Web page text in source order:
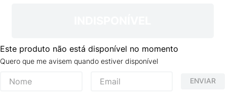
Este produto não está disponível no momento
Quero que me avisem quando estiver disponível
ENVIAR